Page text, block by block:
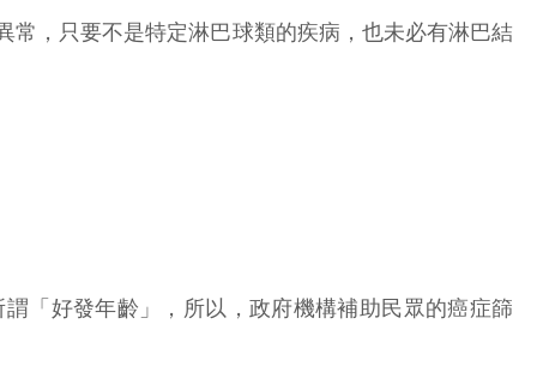
，只要不是特定淋巴球類的疾病，也未必有淋巴結
「好發年齡」，所以，政府機構補助民眾的癌症篩